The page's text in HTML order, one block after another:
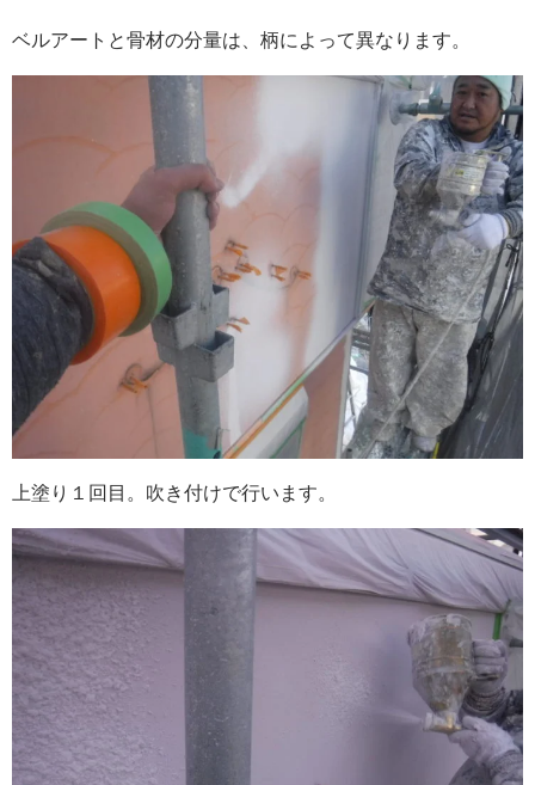
ベルアートと骨材の分量は、柄によって異なります。
上塗り１回目。吹き付けで行います。